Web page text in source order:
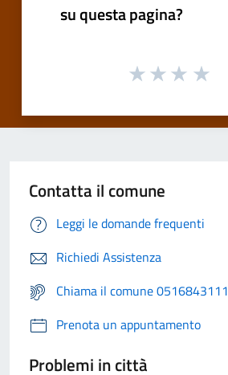
su questa pagina?
Contatta il comune
Leggi le domande frequenti
Richiedi Assistenza
Chiama il comune 0516843111
Prenota un appuntamento
Problemi in città